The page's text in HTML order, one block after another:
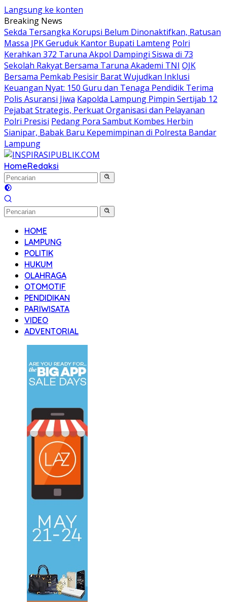
Langsung ke konten
Breaking News
Sekda Tersangka Korupsi Belum Dinonaktifkan, Ratusan
Massa JPK Geruduk Kantor Bupati Lamteng Polri
Kerahkan 372 Taruna Akpol Dampingi Siswa di 73
Sekolah Rakyat Bersama Taruna Akademi TNI OJK
Bersama Pemkab Pesisir Barat Wujudkan Inklusi
Keuangan Nyat: 150 Guru dan Tenaga Pendidik Terima
Polis Asuransi Jiwa Kapolda Lampung Pimpin Sertijab 12
Pejabat Strategis, Perkuat Organisasi dan Pelayanan
Polri Presisi Pedang Pora Sambut Kombes Herbin
Sianipar, Babak Baru Kepemimpinan di Polresta Bandar
Lampung
HomeRedaksi
HOME
LAMPUNG
POLITIK
HUKUM
OLAHRAGA
OTOMOTIF
PENDIDIKAN
PARIWISATA
VIDEO
ADVENTORIAL